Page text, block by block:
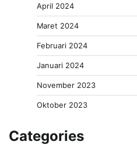
April 2024
Maret 2024
Februari 2024
Januari 2024
November 2023
Oktober 2023
Categories